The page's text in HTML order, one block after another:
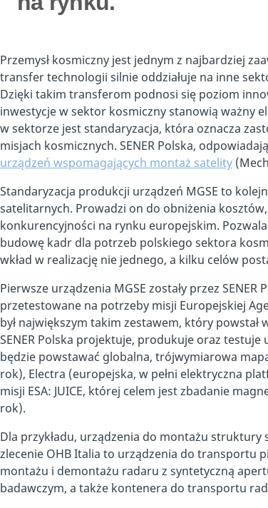
Przemysł kosmiczny jest jednym z najbardziej
transfer technologii silnie oddziałuje na inne
Dzięki takim transferom podnosi się poziom
inwestycje w sektor kosmiczny stanowią ważny
w sektorze jest standaryzacja, która oznacza
misjach kosmicznych. SENER Polska,
urządzeń wspomagających montaż satelity
Standaryzacja produkcji urządzeń MGSE to
satelitarnych. Prowadzi on do obniżenia
konkurencyjności na rynku europejskim.
budowę kadr dla potrzeb polskiego sektora
wkład w realizację nie jednego, a kilku celów
Pierwsze urządzenia MGSE zostały przez
przetestowane na potrzeby misji Europejskiej
był największym takim zestawem, który
SENER Polska projektuje, produkuje oraz
będzie powstawać globalna, trójwymiarowa
rok), Electra (europejska, w pełni elektryczna
misji ESA: JUICE, której celem jest zbadanie
rok).
Dla przykładu, urządzenia do montażu struktury
zlecenie OHB Italia to urządzenia do transportu
montażu i demontażu radaru z syntetyczną
badawczym, a także kontenera do transportu